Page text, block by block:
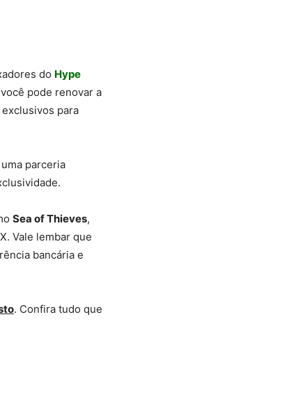
do Hype
pode renovar a
para
parceria
Sea of Thieves,
Vale lembar que
bancária e
. Confira tudo que